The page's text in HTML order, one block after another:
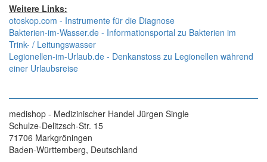
Weitere Links:
otoskop.com - Instrumente für die Diagnose
Bakterien-im-Wasser.de - Informationsportal zu Bakterien im
Trink- / Leitungswasser
Legionellen-im-Urlaub.de - Denkanstoss zu Legionellen während
einer Urlaubsreise
medishop - Medizinischer Handel Jürgen Single
Schulze-Delitzsch-Str. 15
71706 Markgröningen
Baden-Württemberg, Deutschland